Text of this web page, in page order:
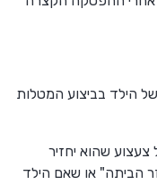
הילד בביצוע המטלות
שהוא יחזיר
הביתה" או שאם הילד